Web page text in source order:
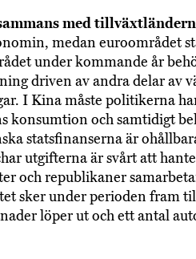
med
medan euroområdet
under kommande år
driven av andra delar av
I Kina måste politikerna
konsumtion och samtidigt
statsfinanserna är
utgifterna är svårt att
och republikaner
sker under perioden fram
löper ut och ett antal